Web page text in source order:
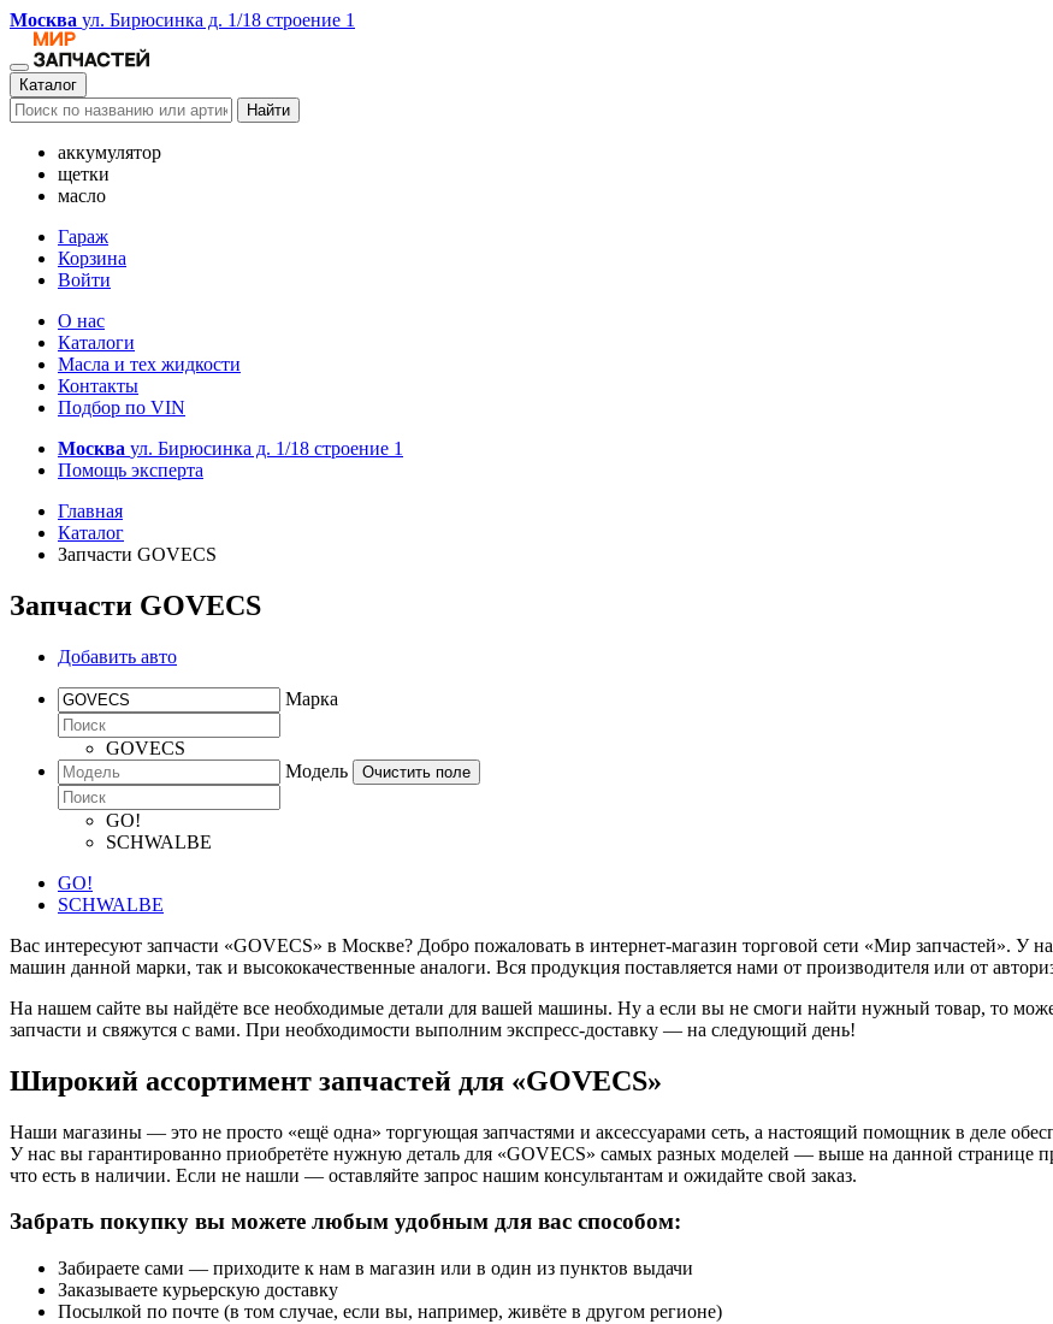
Москва ул. Бирюсинка д. 1/18 строение 1
Каталог
Найти
аккумулятор
щетки
масло
Гараж
Корзина
Войти
О нас
Каталоги
Масла и тех жидкости
Контакты
Подбор по VIN
Москва ул. Бирюсинка д. 1/18 строение 1
Помощь эксперта
Главная
Каталог
Запчасти GOVECS
Запчасти GOVECS
Добавить авто
Марка
GOVECS
Модель
Очистить поле
GO!
SCHWALBE
GO!
SCHWALBE
Вас интересуют запчасти «GOVECS» в Москве? Добро пожаловать в интернет-магазин торговой сети «Мир запчастей». У
машин данной марки, так и высококачественные аналоги. Вся продукция поставляется нами от производителя или от
На нашем сайте вы найдёте все необходимые детали для вашей машины. Ну а если вы не смоги найти нужный товар, то
запчасти и свяжутся с вами. При необходимости выполним экспресс-доставку — на следующий день!
Широкий ассортимент запчастей для «GOVECS»
Наши магазины — это не просто «ещё одна» торгующая запчастями и аксессуарами сеть, а настоящий помощник в деле
У нас вы гарантированно приобретёте нужную деталь для «GOVECS» самых разных моделей — выше на данной странице
что есть в наличии. Если не нашли — оставляйте запрос нашим консультантам и ожидайте свой заказ.
Забрать покупку вы можете любым удобным для вас способом:
Забираете сами — приходите к нам в магазин или в один из пунктов выдачи
Заказываете курьерскую доставку
Посылкой по почте (в том случае, если вы, например, живёте в другом регионе)